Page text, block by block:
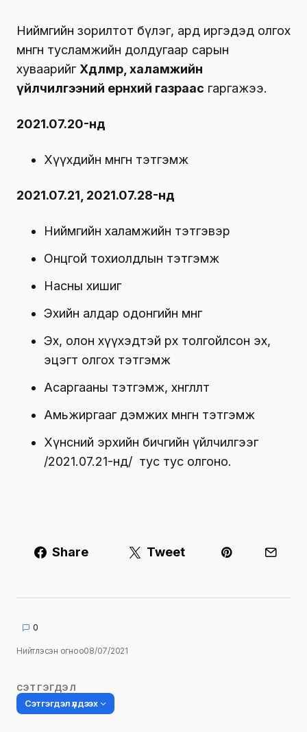
Ниймгийн зорилтот бүлэг, ард иргэдэд олгох
мөнгөн тусламжийн долдугаар сарын
хуваарийгХөдөлмөр, халамжийн
үйлчилгээний ерөнхий газраас гаргажээ.
2021.07.20-нд
Хүүхдийн мөнгөн тэтгэмж
2021.07.21, 2021.07.28-нд
Ниймгийн халамжийн тэтгэвэр
Онцгой тохиолдлын тэтгэмж
Насны хишиг
Эхийн алдар одонгийн мөнгө
Эх, олон хүүхэдтэй өрх толгойлсон эх,
эцэгт олгох тэтгэмж
Асаргааны тэтгэмж, хөнгөлөлт
Амьжиргааг дэмжих мөнгөн тэтгэмж
Хүнсний эрхийн бичгийн үйлчилгээг
/2021.07.21-нд/ тус тус олгоно.
Share Tweet
0
Нийтлэсэн огноо08/07/2021
СЭТГЭГДЭЛ
Сэтгэгдэл үлдээх